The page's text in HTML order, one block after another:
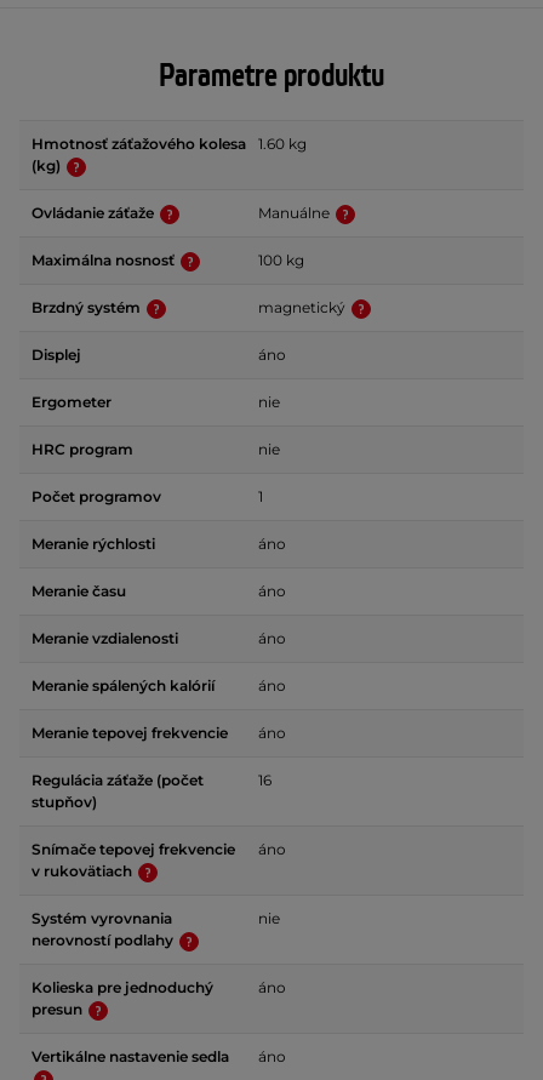
Parametre produktu
Hmotnosť záťažového kolesa
(kg)
1.60 kg
Ovládanie záťaže Manuálne
Maximálna nosnosť 100 kg
Brzdný systém magnetický
Displej áno
Ergometer nie
HRC program nie
Počet programov 1
Meranie rýchlosti áno
Meranie času áno
Meranie vzdialenosti áno
Meranie spálených kalórií áno
Meranie tepovej frekvencie áno
Regulácia záťaže (počet
stupňov)
16
Snímače tepovej frekvencie
v rukovätiach
áno
Systém vyrovnania
nerovností podlahy
nie
Kolieska pre jednoduchý
presun
áno
Vertikálne nastavenie sedla áno